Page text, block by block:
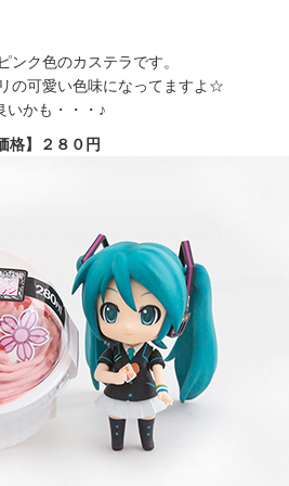
ンク色のカステラです。
の可愛い色味になってますよ☆
いかも・・・♪
格】２８０円